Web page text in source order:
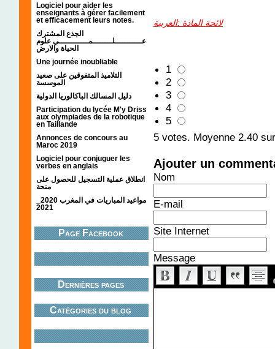
Logiciel pour aider les
enseignants à gérer facilement
et efficacement leurs notes.
الجذع المشترك
عـــــــــــلــــــــمــــــــــــي علوم
الحياة والارض
Une journée inoubliable
التلاميذ المتفوقين على صعيد
الموسسة
دليل المسالك الباكالوريا الدولية
Participation du lycée M'y Driss
aux olympiades de la robotique
en Taillande
Annonces de concours au
Maroc 2019
Logiciel pour conjuguer les
verbes en anglais
انطلاق عملية التسجيل للحصول على
منحة
2021
Page Facebook
Dernières pages
Catégories du blog
لائحة المادة :العربية
1
2
3
4
5
5 votes. Moyenne 2.40
Ajouter un
Nom
E-mail
Site Internet
Message